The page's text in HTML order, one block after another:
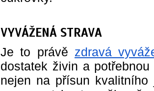
VYVÁŽENÁ STRAVA
Je to právě zdravá
dostatek živin a
nejen na přísun